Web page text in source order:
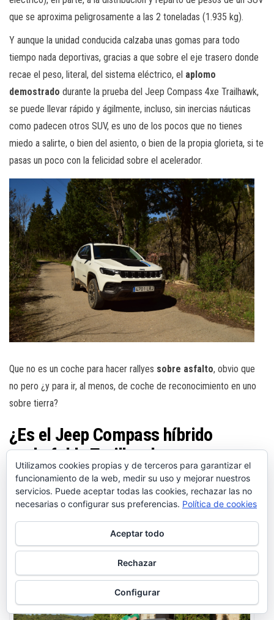
que se aproxima peligrosamente a las 2 toneladas (1.935 kg).
Y aunque la unidad conducida calzaba unas gomas para todo
tiempo nada deportivas, gracias a que sobre el eje trasero donde
recae el peso, literal, del sistema eléctrico, el aplomo
demostrado durante la prueba del Jeep Compass 4xe Trailhawk,
se puede llevar rápido y ágilmente, incluso, sin inercias náuticas
como padecen otros SUV, es uno de los pocos que no tienes
miedo a salirte, o bien del asiento, o bien de la propia glorieta, si te
pasas un poco con la felicidad sobre el acelerador.
Que no es un coche para hacer rallyes sobre asfalto, obvio que
no pero ¿y para ir, al menos, de coche de reconocimiento en uno
sobre tierra?
¿Es el Jeep Compass híbrido
enchufable Trailhawk un
todoterreno?
La respuesta ya lo sabes: para mí no pero, ahora, miopinión
esporádicamente como alternativa a un todoterreno de pura cepa,
pues sí y, como se dice vulgarmente, a mucha honra. Y me explico.
Utilizamos cookies propias y de terceros para garantizar el
funcionamiento de la web, medir su uso y mejorar nuestros
servicios. Puede aceptar todas las cookies, rechazar las no
necesarias o configurar sus preferencias. Política de cookies
Aceptar todo
Rechazar
Configurar